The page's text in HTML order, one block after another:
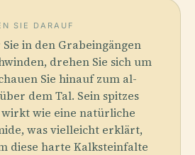
SIE DARAUF
in den Grabeingängen
drehen Sie sich um
Sie hinauf zum al-
dem Tal. Sein spitzes
wie eine natürliche
was vielleicht erklärt,
diese harte Kalksteinfalte